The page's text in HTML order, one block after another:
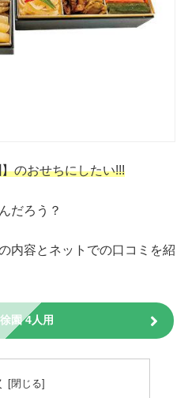
】のおせちにしたい!!!
だろう？
内容とネットでの口コミを紹
園 4人用